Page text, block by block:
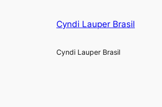
Cyndi Lauper Brasil
Cyndi Lauper Brasil